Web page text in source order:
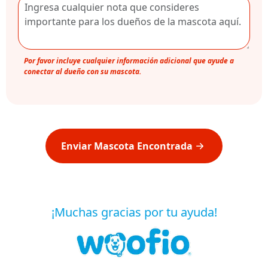
Por favor incluye cualquier información adicional que ayude a
conectar al dueño con su mascota.
Enviar Mascota Encontrada
¡Muchas gracias por tu ayuda!